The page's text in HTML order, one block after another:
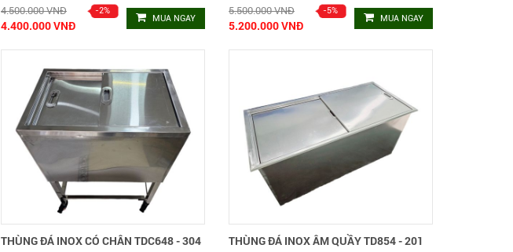
4.500.000 VNĐ
4.400.000 VNĐ MUA NGAY
5.500.000 VNĐ
5.200.000 VNĐ MUA NGAY
THÙNG ĐÁ INOX CÓ CHÂN TDC648 - 304 THÙNG ĐÁ INOX ÂM QUẦY TD854 - 201